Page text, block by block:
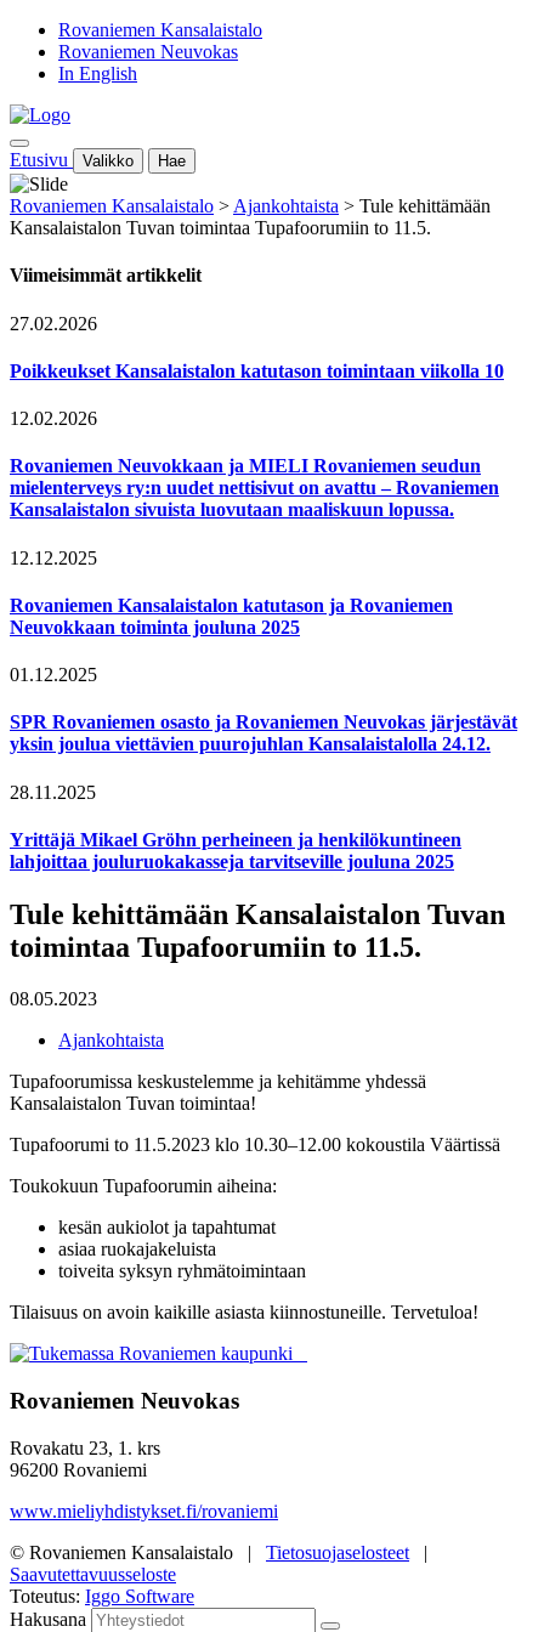
Rovaniemen Kansalaistalo
Rovaniemen Neuvokas
In English
Etusivu Valikko Hae
Rovaniemen Kansalaistalo > Ajankohtaista > Tule kehittämään
Kansalaistalon Tuvan toimintaa Tupafoorumiin to 11.5.
Viimeisimmät artikkelit
27.02.2026
Poikkeukset Kansalaistalon katutason toimintaan viikolla 10
12.02.2026
Rovaniemen Neuvokkaan ja MIELI Rovaniemen seudun
mielenterveys ry:n uudet nettisivut on avattu – Rovaniemen
Kansalaistalon sivuista luovutaan maaliskuun lopussa.
12.12.2025
Rovaniemen Kansalaistalon katutason ja Rovaniemen
Neuvokkaan toiminta jouluna 2025
01.12.2025
SPR Rovaniemen osasto ja Rovaniemen Neuvokas järjestävät
yksin joulua viettävien puurojuhlan Kansalaistalolla 24.12.
28.11.2025
Yrittäjä Mikael Gröhn perheineen ja henkilökuntineen
lahjoittaa jouluruokakasseja tarvitseville jouluna 2025
Tule kehittämään Kansalaistalon Tuvan
toimintaa Tupafoorumiin to 11.5.
08.05.2023
Ajankohtaista
Tupafoorumissa keskustelemme ja kehitämme yhdessä
Kansalaistalon Tuvan toimintaa!
Tupafoorumi to 11.5.2023 klo 10.30–12.00 kokoustila Väärtissä
Toukokuun Tupafoorumin aiheina:
kesän aukiolot ja tapahtumat
asiaa ruokajakeluista
toiveita syksyn ryhmätoimintaan
Tilaisuus on avoin kaikille asiasta kiinnostuneille. Tervetuloa!
Rovaniemen Neuvokas
Rovakatu 23, 1. krs
96200 Rovaniemi
www.mieliyhdistykset.fi/rovaniemi
© Rovaniemen Kansalaistalo | Tietosuojaselosteet |
Saavutettavuusseloste
Toteutus: Iggo Software
Hakusana